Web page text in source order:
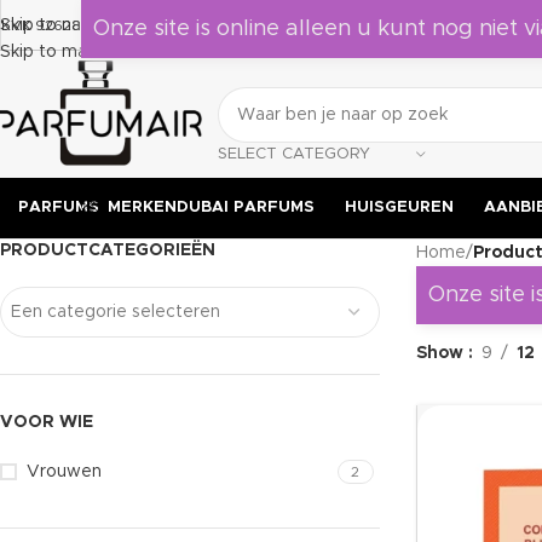
Skip to navigation
Skip to main content
KVK 92628524Laat je verrassen door deze geuren, leuk om als cadeau te geven
SELECT CATEGORY
PARFUMS MERKEN DUBAI PARFUMS HUISGEUREN
PRODUCTCATEGORIEËN
Een categorie selecteren
VOOR WIE
Vrouwen 2
Home/
Onze site
Show 9 12
Onze site is online alleen u kunt nog niet